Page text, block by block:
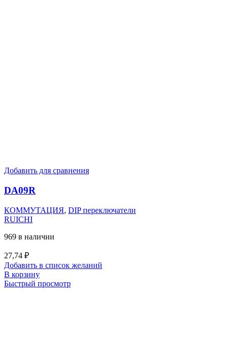
Добавить для сравнения
DA09R
КОММУТАЦИЯ, DIP переключатели
RUICHI
969 в наличии
27,74 ₽
Добавить в список желаний
В корзину
Быстрый просмотр